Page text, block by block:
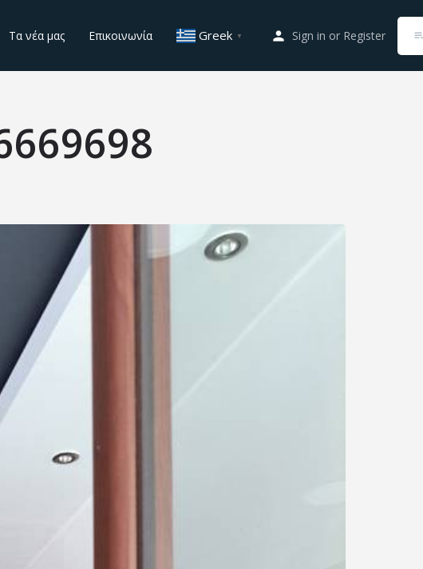
Τα νέα μας Επικοινωνία Greek ▼ Sign in or Register